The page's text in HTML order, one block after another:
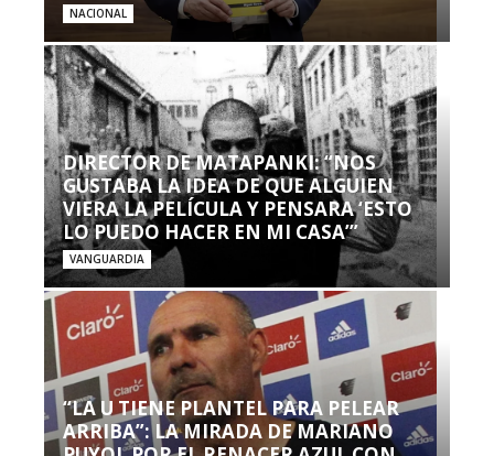
NACIONAL
DIRECTOR DE MATAPANKI: “NOS
GUSTABA LA IDEA DE QUE ALGUIEN
VIERA LA PELÍCULA Y PENSARA ‘ESTO
LO PUEDO HACER EN MI CASA’”
VANGUARDIA
“LA U TIENE PLANTEL PARA PELEAR
ARRIBA”: LA MIRADA DE MARIANO